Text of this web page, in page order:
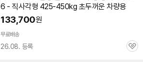
6 - 직사각형 425-450kg 초두꺼운 차량용
133,700원
무료배송
26.08. 등록
관